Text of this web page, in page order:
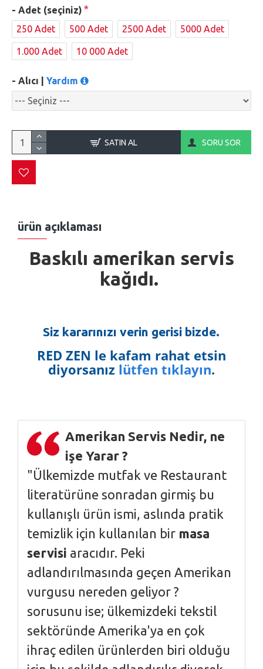
ürün açıklaması
Baskılı amerikan servis
kağıdı.
Siz kararınızı verin gerisi bizde.
RED ZEN le kafam rahat etsin
diyorsanız lütfen tıklayın.
Amerikan Servis Nedir, ne
işe Yarar ?
"Ülkemizde mutfak ve Restaurant
literatürüne sonradan girmiş bu
kullanışlı ürün ismi, aslında pratik
temizlik için kullanılan bir masa
servisi aracıdır. Peki
adlandırılmasında geçen Amerikan
vurgusu nereden geliyor ?
sorusunu ise; ülkemizdeki tekstil
sektöründe Amerika'ya en çok
ihraç edilen ürünlerden biri olduğu
- Adet (seçiniz)
250 Adet
500 Adet 2500 Adet 5000 Adet
1.000 Adet 10 000 Adet
- Alıcı | Yardım
SATIN AL SORU SOR